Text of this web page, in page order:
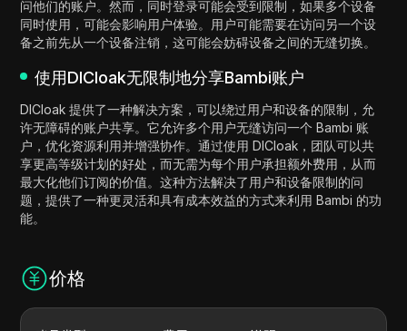
问他们的账户。然而，同时登录可能会受到限制，如果多个设备
同时使用，可能会影响用户体验。用户可能需要在访问另一个设
备之前先从一个设备注销，这可能会妨碍设备之间的无缝切换。
使用DICloak无限制地分享Bambi账户
DICloak 提供了一种解决方案，可以绕过用户和设备的限制，允
许无障碍的账户共享。它允许多个用户无缝访问一个 Bambi 账
户，优化资源利用并增强协作。通过使用 DICloak，团队可以共
享更高等级计划的好处，而无需为每个用户承担额外费用，从而
最大化他们订阅的价值。这种方法解决了用户和设备限制的问
题，提供了一种更灵活和具有成本效益的方式来利用 Bambi 的功
能。
价格